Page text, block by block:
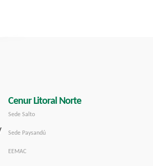
Cenur Litoral Norte
Sede Salto
Sede Paysandú
EEMAC